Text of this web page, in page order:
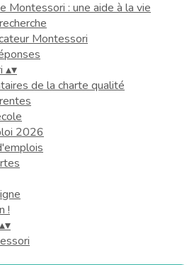
Montessori : une aide à la vie
Montessori
▴▾
de la charte qualité
2026
!
▴▾